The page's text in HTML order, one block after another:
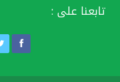
تابعنا على :